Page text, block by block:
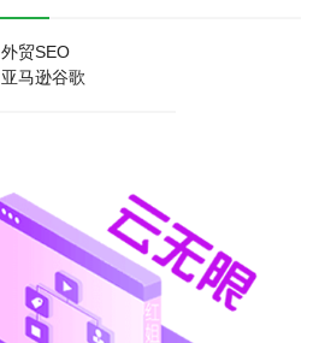
外贸SEO
亚马逊谷歌